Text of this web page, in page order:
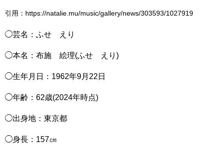
引用：https://natalie.mu/music/gallery/news/303593/1027919
◯芸名：ふせ えり
◯本名：布施 絵理(ふせ えり)
◯生年月日：1962年9月22日
◯年齢：62歳(2024年時点)
◯出身地：東京都
◯身長：157㎝